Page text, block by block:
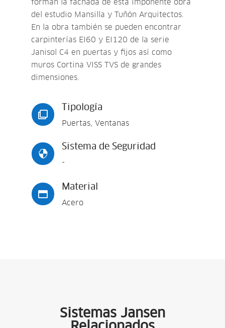
forman la fachada de esta imponente obra
del estudio Mansilla y Tuñón Arquitectos.
En la obra también se pueden encontrar
carpinterías EI60 y EI120 de la serie
Janisol C4 en puertas y fijos así como
muros Cortina VISS TVS de grandes
dimensiones.

Tipología
Puertas, Ventanas

Sistema de Seguridad
-

Material
Acero
Sistemas Jansen